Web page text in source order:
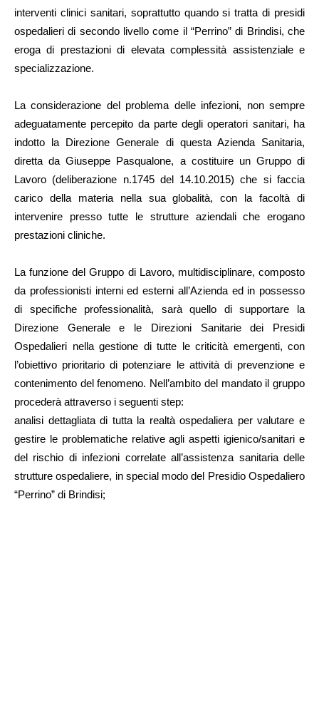
interventi clinici sanitari, soprattutto quando si tratta di presidi
ospedalieri di secondo livello come il “Perrino” di Brindisi, che
eroga di prestazioni di elevata complessità assistenziale e
specializzazione.
La considerazione del problema delle infezioni, non sempre
adeguatamente percepito da parte degli operatori sanitari, ha
indotto la Direzione Generale di questa Azienda Sanitaria,
diretta da Giuseppe Pasqualone, a costituire un Gruppo di
Lavoro (deliberazione n.1745 del 14.10.2015) che si faccia
carico della materia nella sua globalità, con la facoltà di
intervenire presso tutte le strutture aziendali che erogano
prestazioni cliniche.
La funzione del Gruppo di Lavoro, multidisciplinare, composto
da professionisti interni ed esterni all’Azienda ed in possesso
di specifiche professionalità, sarà quello di supportare la
Direzione Generale e le Direzioni Sanitarie dei Presidi
Ospedalieri nella gestione di tutte le criticità emergenti, con
l’obiettivo prioritario di potenziare le attività di prevenzione e
contenimento del fenomeno. Nell’ambito del mandato il gruppo
procederà attraverso i seguenti step:
analisi dettagliata di tutta la realtà ospedaliera per valutare e
gestire le problematiche relative agli aspetti igienico/sanitari e
del rischio di infezioni correlate all’assistenza sanitaria delle
strutture ospedaliere, in special modo del Presidio Ospedaliero
“Perrino” di Brindisi;